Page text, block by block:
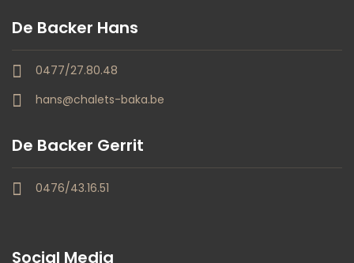
De Backer Hans
0477/27.80.48
hans@chalets-baka.be
De Backer Gerrit
0476/43.16.51
Social Media